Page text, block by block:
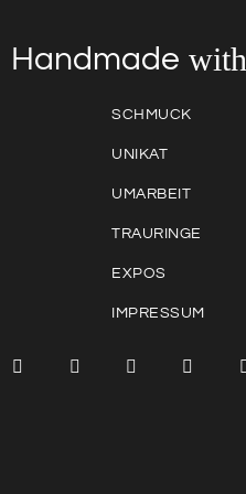
Handmade with
SCHMUCK
UNIKAT
UMARBEIT
TRAURINGE
EXPOS
IMPRESSUM